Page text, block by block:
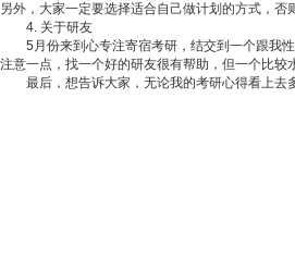
另外，大家一定要选择适合自己做计划的方式，否
4. 关于研友
5月份来到心专注寄宿考研，结交到一个跟我性
注意一点，找一个好的研友很有帮助，但一个比
最后，想告诉大家，无论我的考研心得看上去